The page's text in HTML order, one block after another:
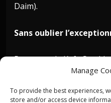
Manage
To provide the best experiences,
store and/or access device
Daim).
Sans oublier
Retrouvez le Kafe